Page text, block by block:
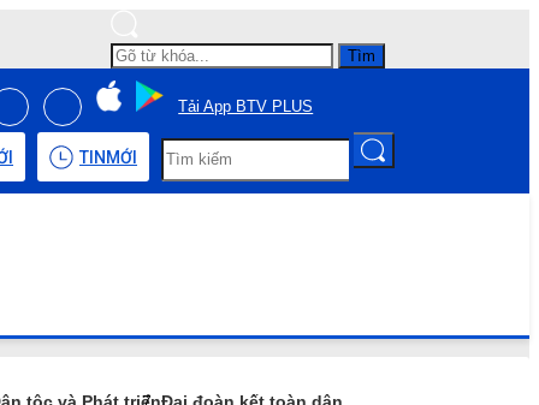
Tìm
Tải App BTV PLUS
TIN MỚI